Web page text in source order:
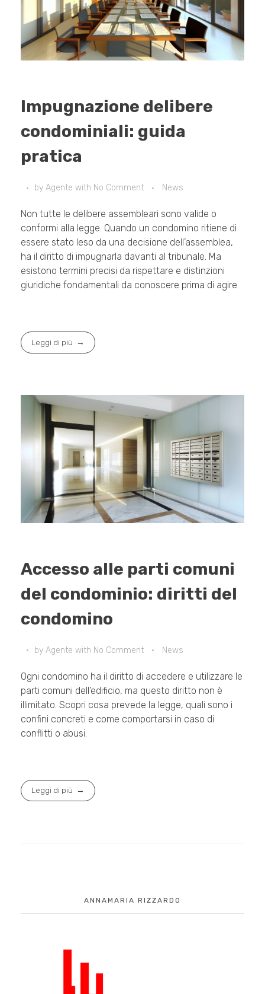
Impugnazione delibere
condominiali: guida
pratica
by Agente with No Comment News
Non tutte le delibere assembleari sono valide o
conformi alla legge. Quando un condomino ritiene di
essere stato leso da una decisione dell’assemblea,
ha il diritto di impugnarla davanti al tribunale. Ma
esistono termini precisi da rispettare e distinzioni
giuridiche fondamentali da conoscere prima di agire.
Leggi di più
Accesso alle parti comuni
del condominio: diritti del
condomino
by Agente with No Comment News
Ogni condomino ha il diritto di accedere e utilizzare le
parti comuni dell’edificio, ma questo diritto non è
illimitato. Scopri cosa prevede la legge, quali sono i
confini concreti e come comportarsi in caso di
conflitti o abusi.
Leggi di più
ANNAMARIA RIZZARDO